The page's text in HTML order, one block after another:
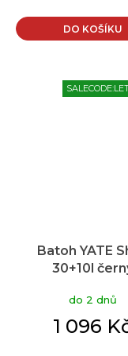
DO KOŠÍKU
Batoh YATE
30+10l
do 2 dnů
1 096